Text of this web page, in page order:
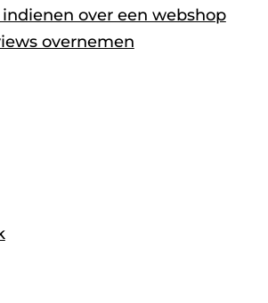
over een webshop
overnemen